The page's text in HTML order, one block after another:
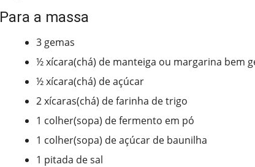
Para a massa
3 gemas
½ xícara(chá) de manteiga ou margarina bem
½ xícara(chá) de açúcar
2 xícaras(chá) de farinha de trigo
1 colher(sopa) de fermento em pó
1 colher(sopa) de açúcar de baunilha
1 pitada de sal